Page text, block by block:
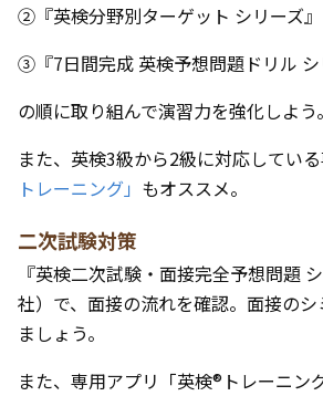
②『英検分野別ターゲット シリーズ』
③『7日間完成 英検予想問題ドリル シ
の順に取り組んで演習力を強化しよう。
また、英検3級から2級に対応してい
トレーニング」 もオススメ。
二次試験対策
『英検二次試験・面接完全予想問題
社）で、面接の流れを確認。面接の
ましょう。
また、専用アプリ「英検®トレーニン